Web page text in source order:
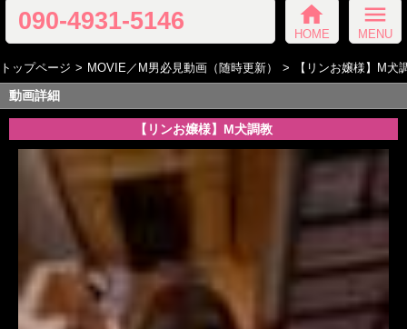
090-4931-5146 home
HOME
menu
MENU
トップページ MOVIE／M男必見動画（随時更新） 【リンお嬢様】M犬
動画詳細
【リンお嬢様】M犬調教